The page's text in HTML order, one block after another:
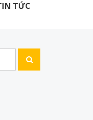
TỨC